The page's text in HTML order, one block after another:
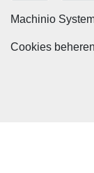
Machinio
Cookies beheren